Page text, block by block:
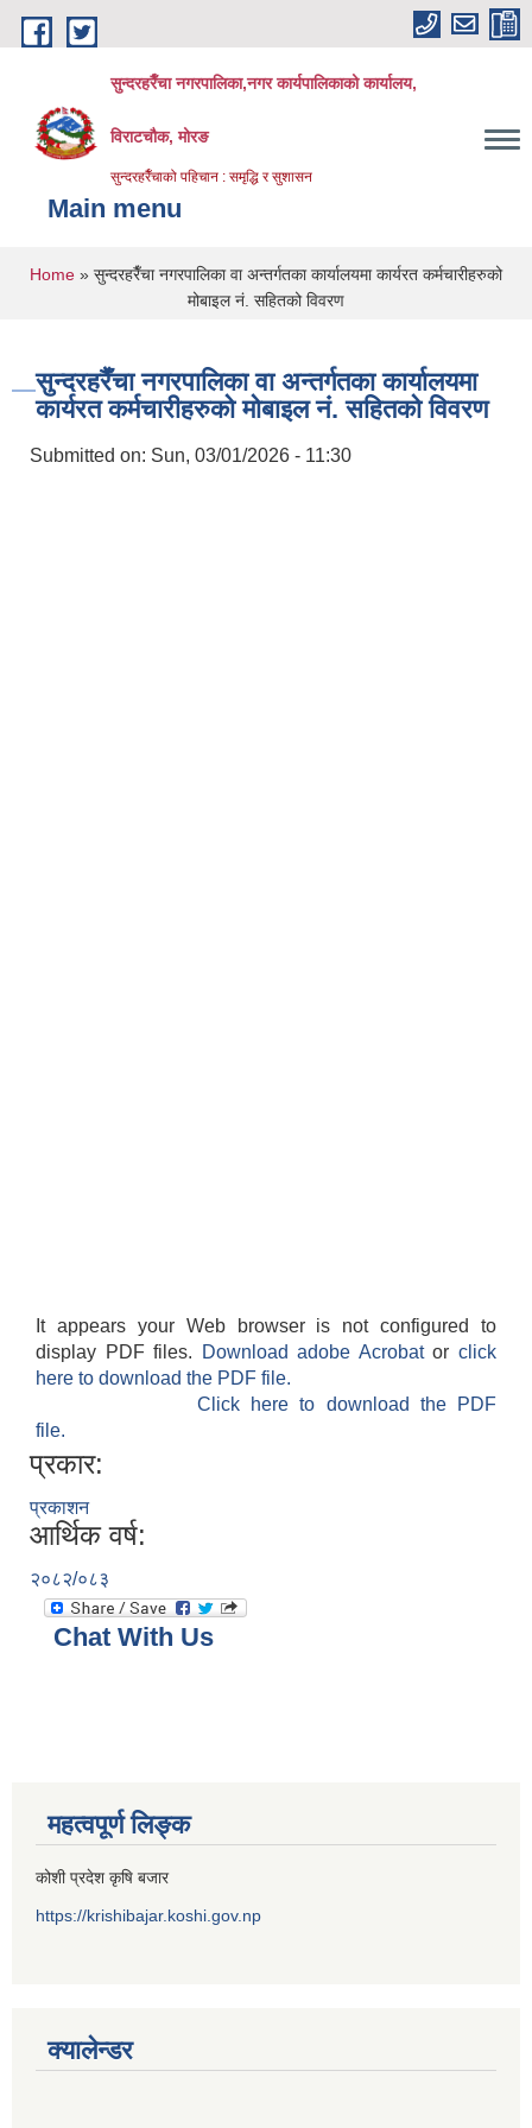
Skip to main content
सुन्दरहरैँचा नगरपालिका,नगर कार्यपालिकाको कार्यालय,
विराटचौक, मोरङ
सुन्दरहरैँचाको पहिचान : समृद्धि र सुशासन
Main menu
You are here
Home » सुन्दरहरैँचा नगरपालिका वा अन्तर्गतका कार्यालयमा कार्यरत कर्मचारीहरुको
मोबाइल नं. सहितको विवरण
सुन्दरहरैँचा नगरपालिका वा अन्तर्गतका कार्यालयमा
कार्यरत कर्मचारीहरुको मोबाइल नं. सहितको विवरण
Submitted on: Sun, 03/01/2026 - 11:30
It appears your Web browser is not configured to
display PDF files.
Download adobe Acrobatorclick
here to download the PDF file.
Click here to download the PDF
file.
प्रकार:
प्रकाशन
आर्थिक वर्ष:
२०८२/०८३
Chat With Us
महत्वपूर्ण लिङ्क
कोशी प्रदेश कृषि बजार
https://krishibajar.koshi.gov.np
क्यालेन्डर